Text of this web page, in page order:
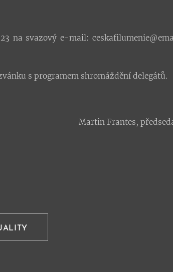
na svazový e-mail:
s programem shromáždění delegátů.
Martin Frantes,